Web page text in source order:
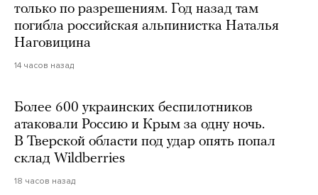
только по разрешениям. Год назад там
погибла российская альпинистка Наталья
Наговицина
14 часов назад
Более 600 украинских беспилотников
атаковали Россию и Крым за одну ночь.
В Тверской области под удар опять попал
склад Wildberries
18 часов назад